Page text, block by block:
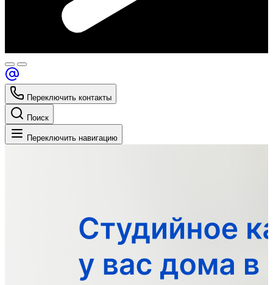
Переключить контакты
Поиск
Переключить навигацию